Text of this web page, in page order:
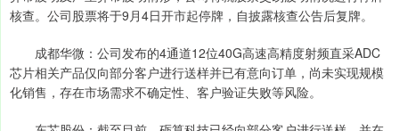
核查。公司股票将于9月4日开市起停牌，自披露核查公告后复牌。
成都华微：公司发布的4通道12位40G高速高精度射频直采ADC
芯片相关产品仅向部分客户进行送样并已有意向订单，尚未实现规模
化销售，存在市场需求不确定性、客户验证失败等风险。